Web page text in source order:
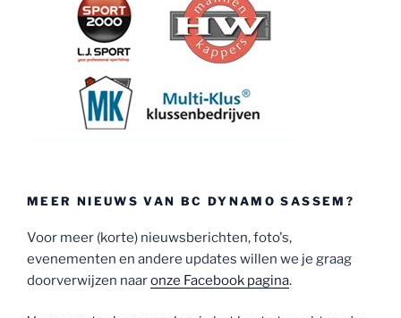
MEER NIEUWS VAN BC DYNAMO SASSEM?
Voor meer (korte) nieuwsberichten, foto's,
evenementen en andere updates willen we je graag
doorverwijzen naaronze Facebook pagina.